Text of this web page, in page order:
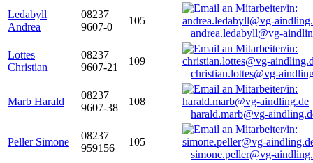
Ledabyll
Andrea
08237
9607-0
105
andrea.ledabyll@vg-
Lottes
Christian
08237
9607-21
109
christian.lottes@vg-
Marb Harald
08237
9607-38
108
harald.marb@vg-
Peller Simone
08237
959156
105
simone.peller@vg-